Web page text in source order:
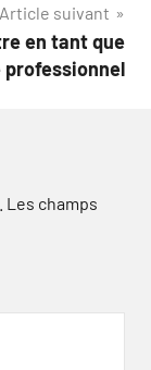
Article suivant
en tant que
Les champs